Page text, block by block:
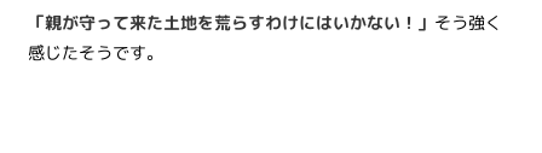
「親が守って来た土地を荒らすわけにはいかない！」 そう強く
感じたそうです。